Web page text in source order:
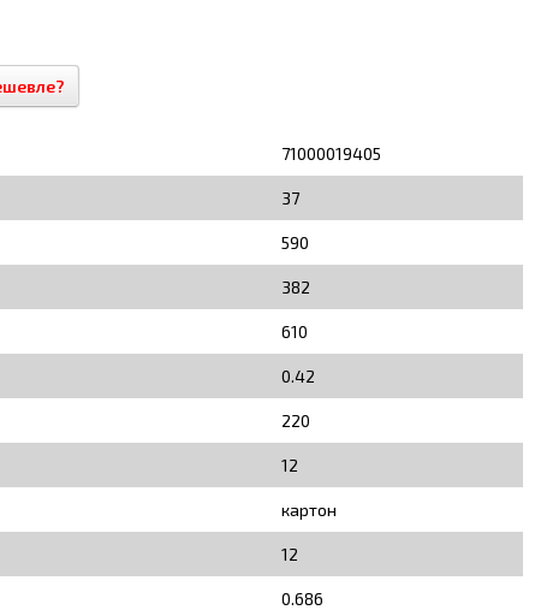
71000019405
37
590
382
610
0.42
220
12
картон
12
0.686